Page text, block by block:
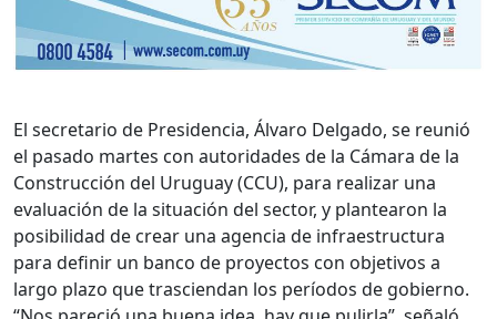
El secretario de Presidencia, Álvaro Delgado, se reunió
el pasado martes con autoridades de la Cámara de la
Construcción del Uruguay (CCU), para realizar una
evaluación de la situación del sector, y plantearon la
posibilidad de crear una agencia de infraestructura
para definir un banco de proyectos con objetivos a
largo plazo que trasciendan los períodos de gobierno.